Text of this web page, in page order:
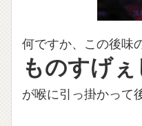
何ですか、この後味
ものすげ
が喉に引っ掛かって